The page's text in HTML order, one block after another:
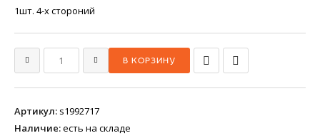
1шт. 4-х стороний
Артикул: s1992717
Наличие:есть на складе